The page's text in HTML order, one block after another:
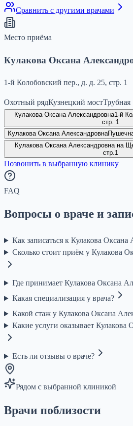
Сравнить с другими врачами
Место приёма
Кулакова Оксана
1-й Колобовский пер., д. д. 25, стр. 1
Охотный рядКузнецкий мостТрубная
Кулакова Оксана Александровна1-й
стр. 1
Кулакова Оксана Александровна
Кулакова Оксана Александровна на
стр.1
Позвонить в выбранную клинику
FAQ
Вопросы о враче и
Как записаться к Кулакова Оксана
Сколько стоит приём у Кулакова
Где принимает Кулакова Оксана
Какая специализация у врача?
Какой стаж у Кулакова Оксана
Какие услуги оказывает Кулакова
Есть ли отзывы о враче?
Рядом с выбранной клиникой
Врачи поблизости